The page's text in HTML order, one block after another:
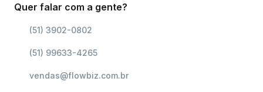
Quer falar com a gente?
(51) 3902-0802
(51) 99633-4265
vendas@flowbiz.com.br